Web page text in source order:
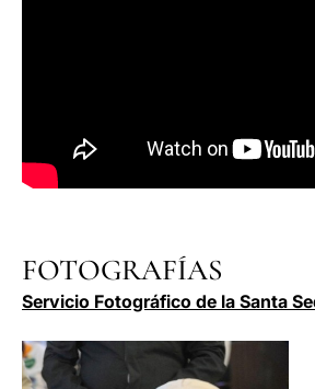
FOTOGRAFÍAS
Servicio Fotográfico de la Santa